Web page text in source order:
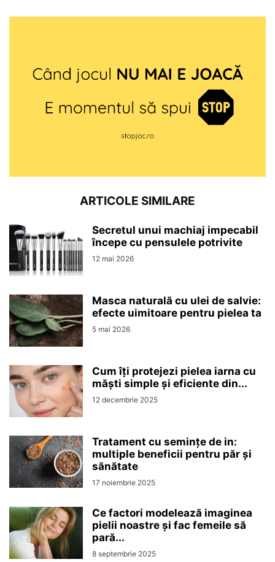
ARTICOLE SIMILARE
Secretul unui machiaj impecabil
începe cu pensulele potrivite
12 mai 2026
Masca naturală cu ulei de salvie:
efecte uimitoare pentru pielea ta
5 mai 2026
Cum îți protejezi pielea iarna cu
măști simple și eficiente din...
12 decembrie 2025
Tratament cu semințe de in:
multiple beneficii pentru păr și
sănătate
17 noiembrie 2025
Ce factori modelează imaginea
pielii noastre și fac femeile să
pară...
8 septembrie 2025